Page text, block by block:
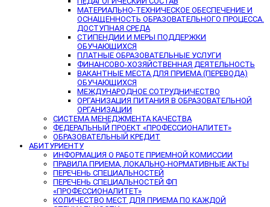
МАТЕРИАЛЬНО-ТЕХНИЧЕСКОЕ ОБЕСПЕЧЕНИЕ И
ОСНАЩЕННОСТЬ ОБРАЗОВАТЕЛЬНОГО ПРОЦЕССА.
ДОСТУПНАЯ СРЕДА
СТИПЕНДИИ И МЕРЫ ПОДДЕРЖКИ
ОБУЧАЮЩИХСЯ
ПЛАТНЫЕ ОБРАЗОВАТЕЛЬНЫЕ УСЛУГИ
ФИНАНСОВО-ХОЗЯЙСТВЕННАЯ ДЕЯТЕЛЬНОСТЬ
ВАКАНТНЫЕ МЕСТА ДЛЯ ПРИЕМА (ПЕРЕВОДА)
ОБУЧАЮЩИХСЯ
МЕЖДУНАРОДНОЕ СОТРУДНИЧЕСТВО
ОРГАНИЗАЦИЯ ПИТАНИЯ В ОБРАЗОВАТЕЛЬНОЙ
ОРГАНИЗАЦИИ
СИСТЕМА МЕНЕДЖМЕНТА КАЧЕСТВА
ФЕДЕРАЛЬНЫЙ ПРОЕКТ «ПРОФЕССИОНАЛИТЕТ»
ОБРАЗОВАТЕЛЬНЫЙ КРЕДИТ
АБИТУРИЕНТУ
ИНФОРМАЦИЯ О РАБОТЕ ПРИЕМНОЙ КОМИССИИ
ПРАВИЛА ПРИЕМА, ЛОКАЛЬНО-НОРМАТИВНЫЕ АКТЫ
ПЕРЕЧЕНЬ СПЕЦИАЛЬНОСТЕЙ
ПЕРЕЧЕНЬ СПЕЦИАЛЬНОСТЕЙ ФП
«ПРОФЕССИОНАЛИТЕТ»
КОЛИЧЕСТВО МЕСТ ДЛЯ ПРИЕМА ПО КАЖДОЙ